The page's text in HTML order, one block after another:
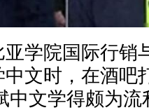
学院国际行销
文时，在酒吧
中文学得颇为